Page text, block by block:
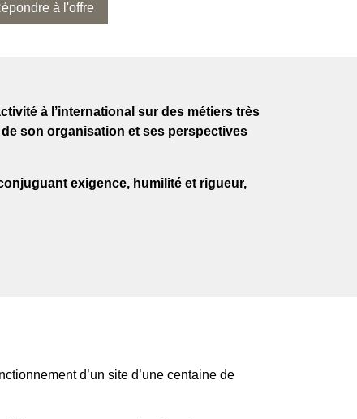
à l'offre
à l’international sur des métiers très
son organisation et ses perspectives
exigence, humilité et rigueur,
d’un site d’une centaine de